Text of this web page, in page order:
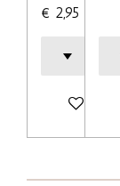
€ 2,95
In